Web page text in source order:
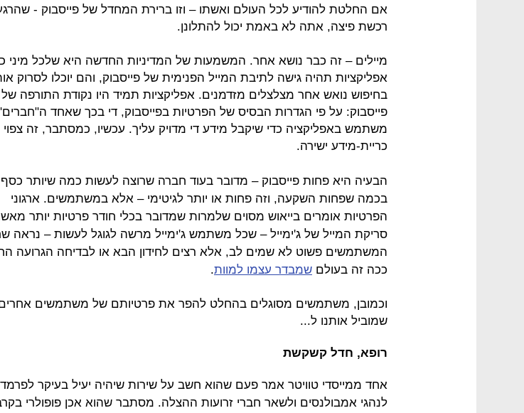
אם החלטת להודיע לכל העולם ואשתו – וזו ברירת המחדל של פייסבוק -
רכשת פיצה, אתה לא באמת יכול להתלונן.
מיילים – זה כבר נושא אחר. המשמעות של המדיניות החדשה היא שלכל מיני
אפליקציות תהיה גישה לתיבת המייל הפנימית של פייסבוק, והם יוכלו לסרוק
בחיפוש נואש אחר מצלצלים מזדמנים. אפליקציות תמיד היו נקודת התורפה של
פייסבוק: על פי הגדרות הבסיס של הפרטיות בפייסבוק, די בכך שאחד
משתמש באפליקציה כדי שיקבל מידע די מדויק עליך. עכשיו, כמסתבר, זה צפוי
כריית-מידע ישירה.
הבעיה היא פחות פייסבוק – מדובר בעוד חברה שרוצה לעשות כמה שיותר כסף
בכמה שפחות השקעה, וזה פחות או יותר לגיטימי – אלא במשתמשים. ארגוני
הפרטיות אומרים בייאוש מסוים שלמרות שמדובר בכלי חודר פרטיות יותר
סריקת המייל של ג'ימייל – שכל משתמש ג'ימייל מרשה לגוגל לעשות – נראה
המשתמשים פשוט לא שמים לב, אלא רצים לחידון הבא או לבדיחה הגרועה
ככה זה בעולם שמבדר עצמו למוות.
וכמובן, משתמשים מסוגלים בהחלט להפר את פרטיותם של משתמשים
שמוביל אותנו ל...
רופא, חדל קשקשת
אחד ממייסדי טוויטר אמר פעם שהוא חשב על שירות שיהיה יעיל בעיקר
לנהגי אמבולנסים ולשאר חברי זרועות ההצלה. מסתבר שהוא אכן פופולרי